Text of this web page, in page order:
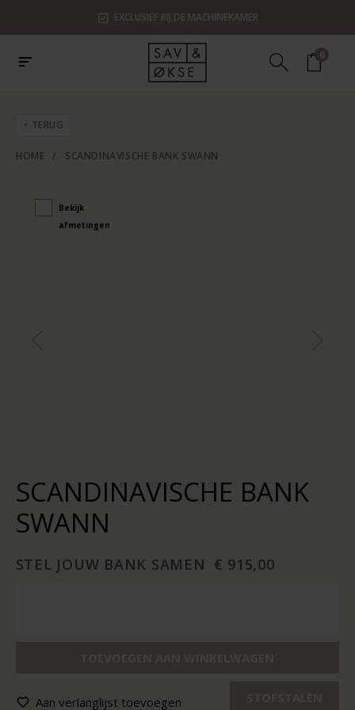
EXCLUSIEF BIJ DE MACHINEKAMER
0
TERUG
HOME / SCANDINAVISCHE BANK SWANN
Bekijk
afmetingen
SCANDINAVISCHE BANK
SWANN
STEL JOUW BANK SAMEN € 915,00
Aan verlanglijst toevoegen